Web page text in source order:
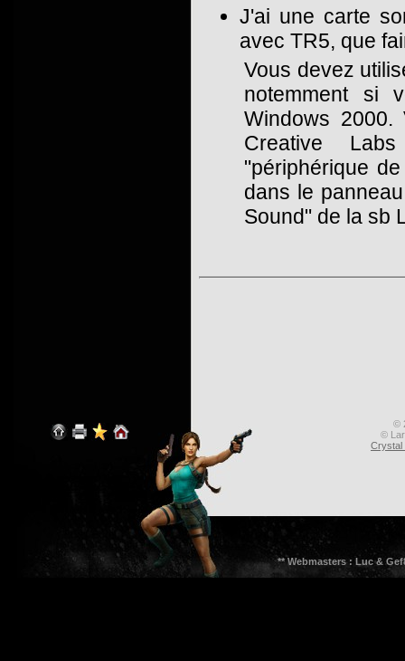
J'ai une carte
avec TR5, que
Vous devez
notemment si
Windows
Creative
"périphérique
dans le
Sound" de la sb
©
©
Crystal
** Webmasters : Luc &